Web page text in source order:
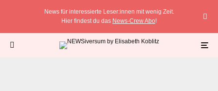
News für interessierte Leser:innen mit wenig Zeit.
Hier findest du das News-Crew Abo!